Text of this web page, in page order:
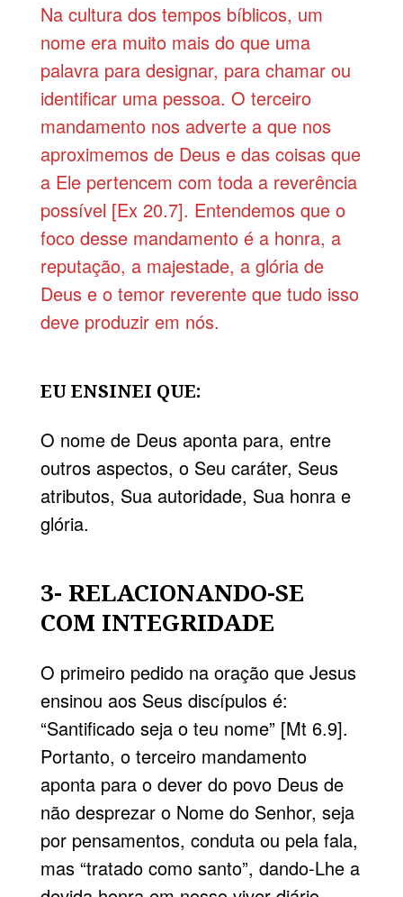
Na cultura dos tempos bíblicos, um
nome era muito mais do que uma
palavra para designar, para chamar ou
identificar uma pessoa. O terceiro
mandamento nos adverte a que nos
aproximemos de Deus e das coisas que
a Ele pertencem com toda a reverência
possível [Ex 20.7]. Entendemos que o
foco desse mandamento é a honra, a
reputação, a majestade, a glória de
Deus e o temor reverente que tudo isso
deve produzir em nós.
EU ENSINEI QUE:
O nome de Deus aponta para, entre
outros aspectos, o Seu caráter, Seus
atributos, Sua autoridade, Sua honra e
glória.
3- RELACIONANDO-SE
COM INTEGRIDADE
O primeiro pedido na oração que Jesus
ensinou aos Seus discípulos é:
“Santificado seja o teu nome” [Mt 6.9].
Portanto, o terceiro mandamento
aponta para o dever do povo Deus de
não desprezar o Nome do Senhor, seja
por pensamentos, conduta ou pela fala,
mas “tratado como santo”, dando-Lhe a